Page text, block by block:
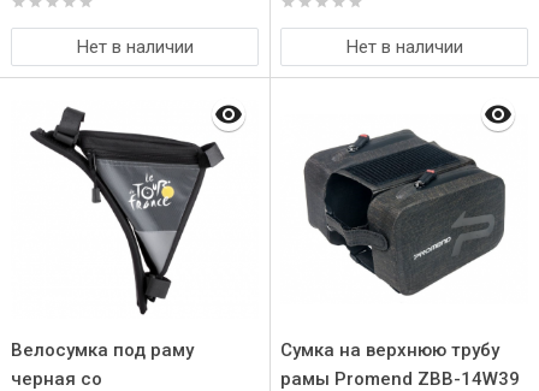
Нет в наличии Нет в наличии
Велосумка под раму
черная со
Сумка на верхнюю трубу
рамы Promend ZBB-14W39